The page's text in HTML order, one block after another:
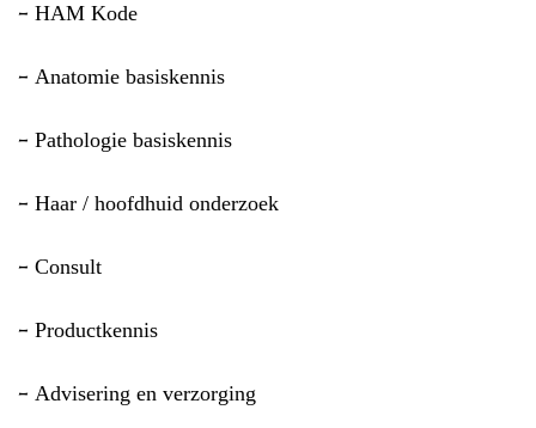
– HAM Kode
– Anatomie basiskennis
– Pathologie basiskennis
– Haar / hoofdhuid onderzoek
– Consult
– Productkennis
– Advisering en verzorging